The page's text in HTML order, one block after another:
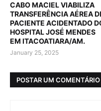
CABO MACIEL VIABILIZA
TRANSFERÊNCIA AÉREA
PACIENTE ACIDENTADO
HOSPITAL JOSÉ MENDES
EM ITACOATIARA/AM.
January 25, 2025
POSTAR UM COMENTÁRIO